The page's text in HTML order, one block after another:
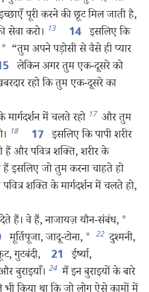
पूरी करने की छूट मिल जाती है,
सेवा करो। 13 14 इसलिए कि
* “तुम अपने पड़ोसी से वैसे ही प्यार
लेकिन अगर तुम एक-दूसरे को
रहो कि तुम एक-दूसरे का
में चलते रहो 17 और तुम
18 17 इसलिए कि पापी शरीर
हैं और पवित्र शक्‍ति, शरीर के
इसलिए जो तुम करना चाहते हो
शक्‍ति के मार्गदर्शन में चलते हो,
हैं। वे हैं, नाजायज़ यौन-संबंध, *
मूर्तिपूजा, जादू-टोना, * 22 दुश्‍मनी,
गुटबंदी,
21
ईर्ष्या,
बुराइयाँ। 24 मैं इन बुराइयों के बारे